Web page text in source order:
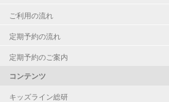
ご利用の流れ
定期予約の流れ
定期予約のご案内
コンテンツ
キッズライン総研